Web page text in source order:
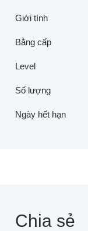
Giới tính
Bằng cấp
Level
Số lượng
Ngày hết hạn
Chia sẻ